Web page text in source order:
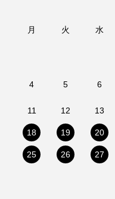
月 火 水
4 5 6
11 12 13
18 19 20
25 26 27